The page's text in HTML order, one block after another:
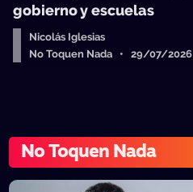
gobierno y escuelas
Nicolás Iglesias
No Toquen Nada • 29/07/2026
No Toquen Nada